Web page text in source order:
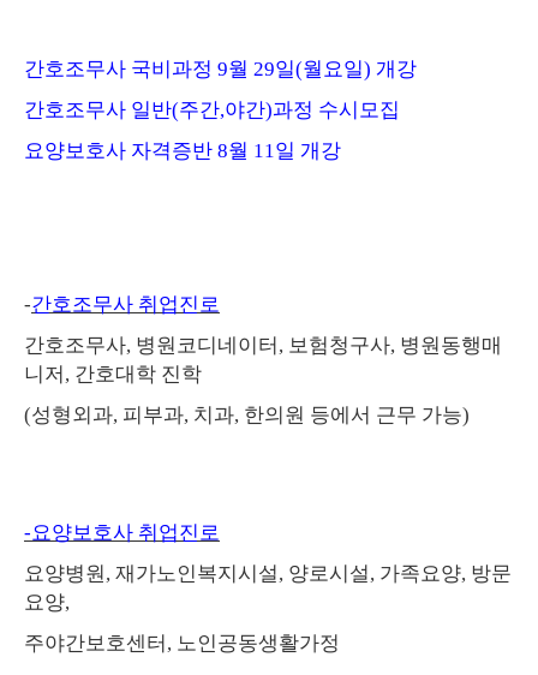
간호조무사 국비과정 9월 29일(월요일) 개강
간호조무사 일반(주간,야간)과정 수시모집
요양보호사 자격증반 8월 11일 개강
-간호조무사 취업진로
간호조무사, 병원코디네이터 , 보험청구사, 병원동행매
니저 , 간호대학 진학
(성형외과, 피부과, 치과, 한의원 등에서 근무 가능)
-요양보호사 취업진로
요양병원 , 재가노인복지시설 , 양로시설 , 가족요양, 방문
요양,
주야간보호센터 , 노인공동생활가정